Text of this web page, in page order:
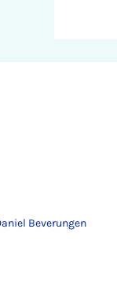
Beverungen